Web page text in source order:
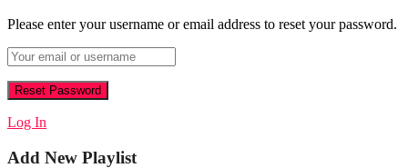
Please enter your username or email address to reset your password.
Log In
Add New Playlist